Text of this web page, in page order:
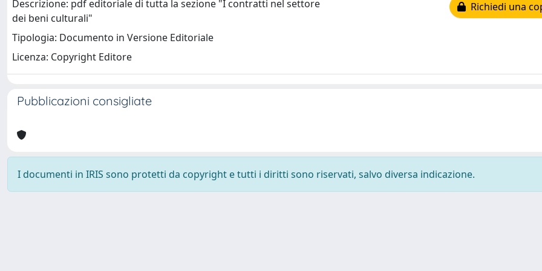
Descrizione: pdf editoriale di tutta la sezione "I contratti nel settore
dei beni culturali"
Tipologia: Documento in Versione Editoriale
Licenza: Copyright Editore
Richiedi una
Pubblicazioni consigliate
I documenti in IRIS sono protetti da copyright e tutti i diritti sono riservati, salvo diversa indicazione.